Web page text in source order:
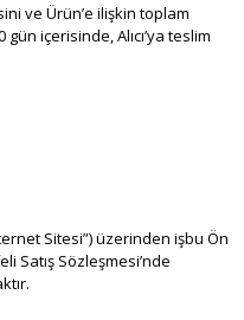
ve Ürün’e ilişkin toplam
içerisinde, Alıcı’ya teslim
Sitesi”) üzerinden işbu Ön
Satış Sözleşmesi’nde